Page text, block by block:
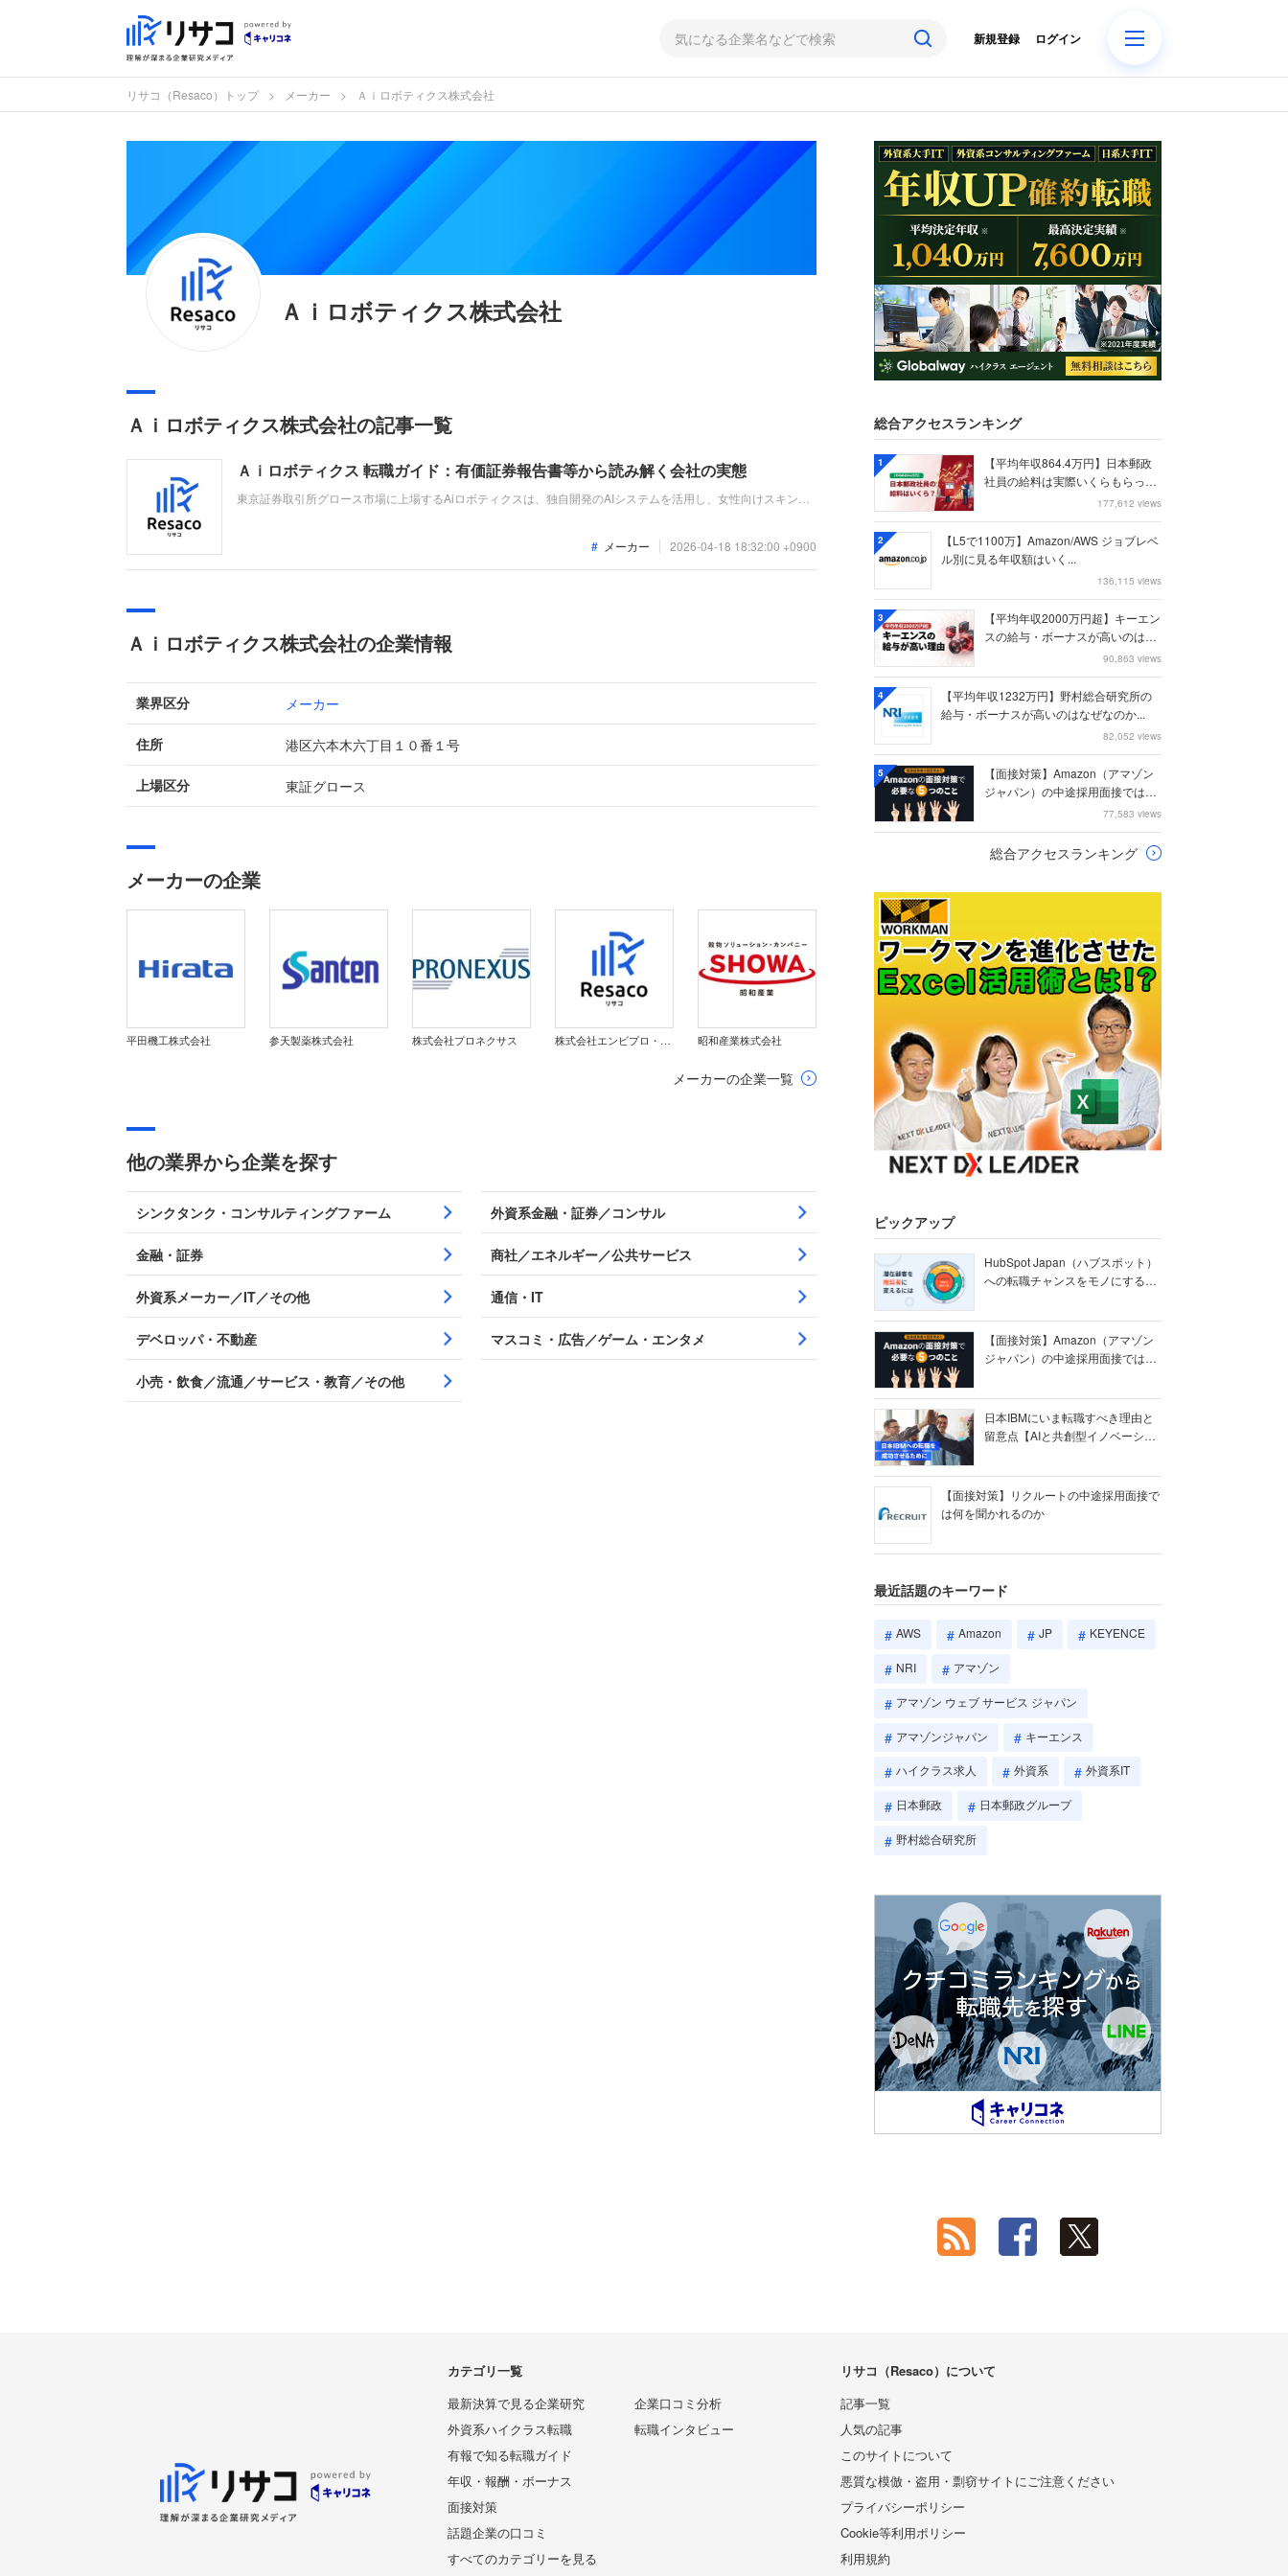
ログイン
新規登録
リサコ（Resaco）トップ メーカー Ａｉロボティクス株式会社
Ａｉロボティクス株式会社
Ａｉロボティクス株式会社の記事一覧
Ａｉロボティクス 転職ガイド：有価証券報告書等から読み解く会社の実態
東京証券取引所グロース市場に上場するAiロボティクスは、独自開発のAIシステムを活用し、女性向けスキンケ
メーカー 2026-04-18 18:32:00 +0900
Ａｉロボティクス株式会社の企業情報
業界区分 メーカー
住所 港区六本木六丁目１０番１号
上場区分 東証グロース
メーカーの企業
平田機工株式会社 参天製薬株式会社 株式会社プロネクサス 株式会社エンビプロ・ホールディングス 昭和産業株式会社
メーカーの企業一覧
他の業界から企業を探す
シンクタンク・コンサルティングファーム 外資系金融・証券／コンサル
金融・証券 商社／エネルギー／公共サービス
外資系メーカー／IT／その他 通信・IT
デベロッパ・不動産 マスコミ・広告／ゲーム・エンタメ
小売・飲食／流通／サービス・教育／その他
総合アクセスランキング
1
【平均年収864.4万円】日本郵政
社員の給料は実際いくらもらって
177,612 views
2
【L5で1100万】Amazon/AWS ジョブレベ
ル別に見る年収額はいく...
136,115 views
3
【平均年収2000万円超】キーエン
スの給与・ボーナスが高いのはな
90,863 views
4
【平均年収1232万円】野村総合研究所の
給与・ボーナスが高いのはなぜなのか...
82,052 views
5
【面接対策】Amazon（アマゾン
ジャパン）の中途採用面接では何
77,583 views
総合アクセスランキング
ピックアップ
HubSpot Japan（ハブスポット）
への転職チャンスをモノにする
【面接対策】Amazon（アマゾン
ジャパン）の中途採用面接では何
日本IBMにいま転職すべき理由と
留意点【AIと共創型イノベーショ
【面接対策】リクルートの中途採用面接で
は何を聞かれるのか
最近話題のキーワード
AWS Amazon JP KEYENCE
NRI アマゾン
アマゾン ウェブ サービス ジャパン
アマゾンジャパン キーエンス
ハイクラス求人 外資系 外資系IT
日本郵政 日本郵政グループ
野村総合研究所
カテゴリ一覧
最新決算で見る企業研究
外資系ハイクラス転職
有報で知る転職ガイド
年収・報酬・ボーナス
面接対策
話題企業の口コミ
企業口コミ分析
転職インタビュー
すべてのカテゴリーを見る
リサコ（Resaco）について
記事一覧
人気の記事
このサイトについて
悪質な模倣・盗用・剽窃サイトにご注意ください
プライバシーポリシー
Cookie等利用ポリシー
利用規約